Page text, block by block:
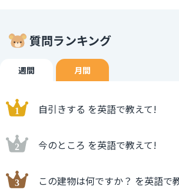
質問ランキング
週間 月間
自引きする を英語で教えて!
今のところ を英語で教えて!
この建物は何ですか？ を英語で